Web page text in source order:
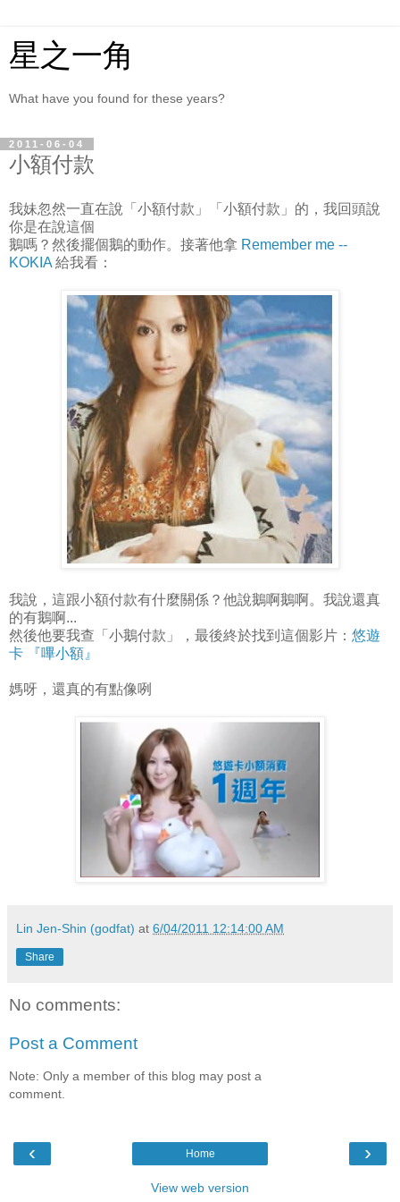
星之一角
What have you found for these years?
2011-06-04
小額付款
我妹忽然一直在說「小額付款」「小額付款」的，我回頭說
你是在說這個
鵝嗎？然後擺個鵝的動作。接著他拿 Remember me --
KOKIA 給我看：
我說，這跟小額付款有什麼關係？他說鵝啊鵝啊。我說還真
的有鵝啊...
然後他要我查「小鵝付款」，最後終於找到這個影片： 悠遊
卡 『嗶小額』
媽呀，還真的有點像咧
Lin Jen-Shin (godfat) at 6/04/2011 12:14:00 AM
Share
No comments:
Post a Comment
Note: Only a member of this blog may post a
comment.
‹ ›
Home
View web version